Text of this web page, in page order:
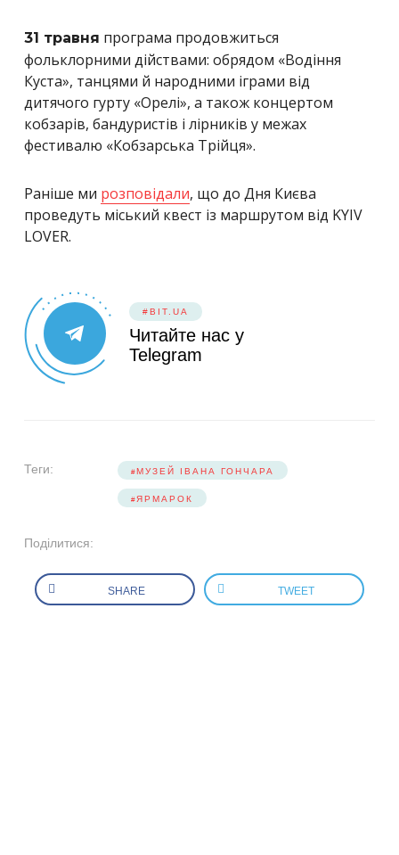
31 травня програма продовжиться
фольклорними дійствами: обрядом «Водіння
Куста», танцями й народними іграми від
дитячого гурту «Орелі», а також концертом
кобзарів, бандуристів і лірників у межах
фестивалю «Кобзарська Трійця».
Раніше ми розповідали, що до Дня Києва
проведуть міський квест із маршрутом від KYIV
LOVER.
#BIT.UA
Читайте нас у
Telegram
Теги: МУЗЕЙ ІВАНА ГОНЧАРА
ЯРМАРОК
Поділитися:
SHARE TWEET